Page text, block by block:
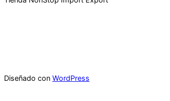
Diseñado con WordPress